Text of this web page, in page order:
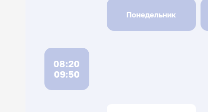
Понедельник
08:20
09:50